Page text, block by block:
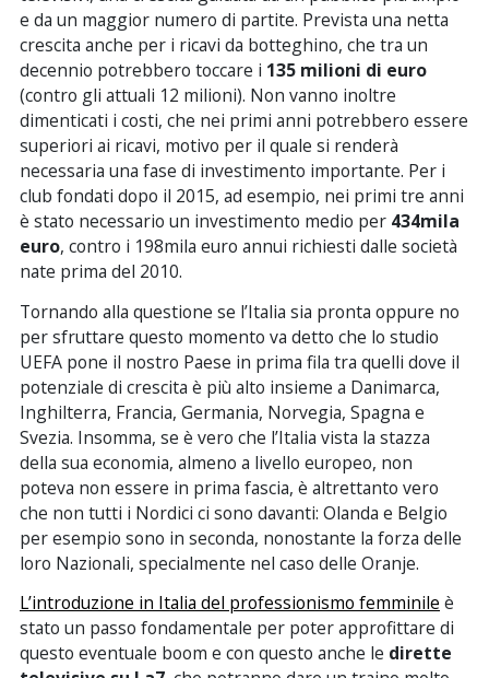
e da un maggior numero di partite. Prevista una netta
crescita anche per i ricavi da botteghino, che tra un
decennio potrebbero toccare i 135 milioni di euro
(contro gli attuali 12 milioni). Non vanno inoltre
dimenticati i costi, che nei primi anni potrebbero essere
superiori ai ricavi, motivo per il quale si renderà
necessaria una fase di investimento importante. Per i
club fondati dopo il 2015, ad esempio, nei primi tre anni
è stato necessario un investimento medio per 434mila
euro, contro i 198mila euro annui richiesti dalle società
nate prima del 2010.
Tornando alla questione se l’Italia sia pronta oppure no
per sfruttare questo momento va detto che lo studio
UEFA pone il nostro Paese in prima fila tra quelli dove il
potenziale di crescita è più alto insieme a Danimarca,
Inghilterra, Francia, Germania, Norvegia, Spagna e
Svezia. Insomma, se è vero che l’Italia vista la stazza
della sua economia, almeno a livello europeo, non
poteva non essere in prima fascia, è altrettanto vero
che non tutti i Nordici ci sono davanti: Olanda e Belgio
per esempio sono in seconda, nonostante la forza delle
loro Nazionali, specialmente nel caso delle Oranje.
L’introduzione in Italia del professionismo femminile è
stato un passo fondamentale per poter approfittare di
questo eventuale boom e con questo anche le dirette